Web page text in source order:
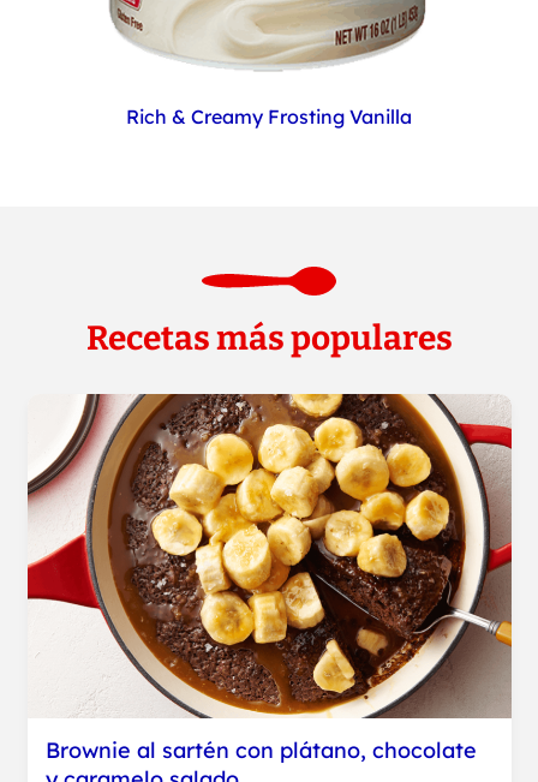
Rich & Creamy Frosting Vanilla
Recetas más populares
Brownie al sartén con plátano, chocolate